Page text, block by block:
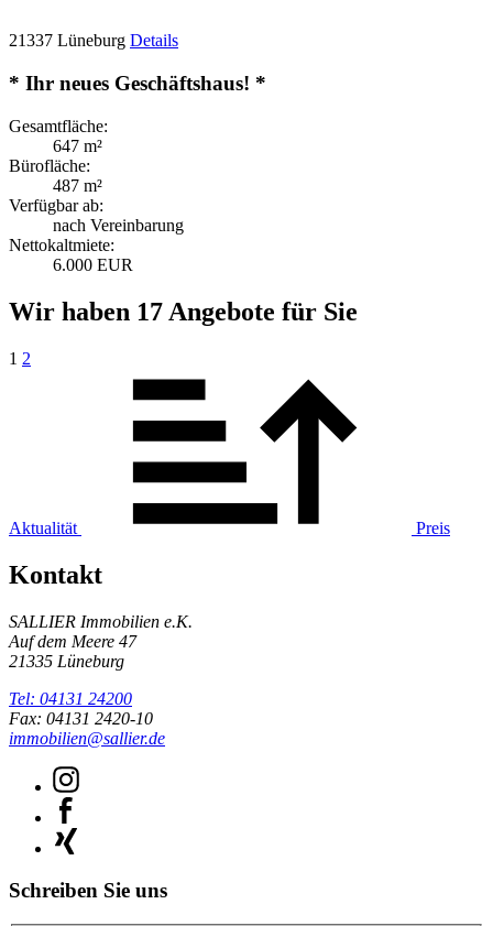
21337 Lüneburg Details
* Ihr neues Geschäftshaus! *
Gesamtfläche:
647 m²
Bürofläche:
487 m²
Verfügbar ab:
nach Vereinbarung
Nettokaltmiete:
6.000 EUR
Wir haben 17 Angebote für Sie
1 2
Aktualität Preis
Kontakt
SALLIER Immobilien e.K.
Auf dem Meere 47
21335 Lüneburg
Tel: 04131 24200
Fax: 04131 2420-10
immobilien@sallier.de
Schreiben Sie uns